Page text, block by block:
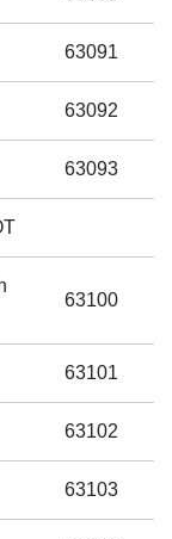
63091
63092
63093
63100
63101
63102
63103